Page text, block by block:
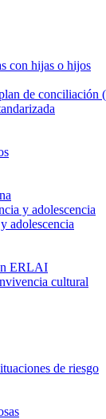
con hijas o hijos
de conciliación
y adolescencia
adolescencia
ERLAI
cultural
de riesgo